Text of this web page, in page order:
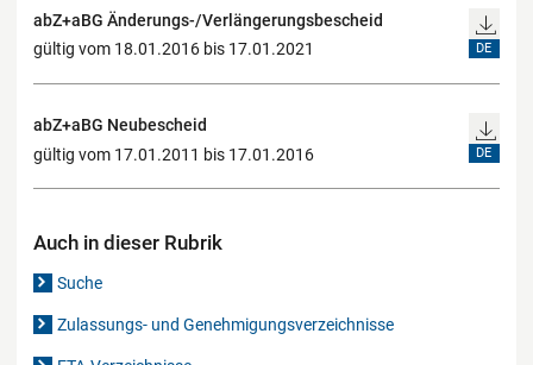
abZ+aBG Änderungs-/Verlängerungsbescheid
gültig vom 18.01.2016 bis 17.01.2021
DE
abZ+aBG Neubescheid
gültig vom 17.01.2011 bis 17.01.2016
DE
Auch in dieser Rubrik
Suche
Zulassungs- und Genehmigungsverzeichnisse